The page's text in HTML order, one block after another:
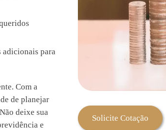
adicionais para
Com a
de planejar
deixe sua
e
Solicite Cotação